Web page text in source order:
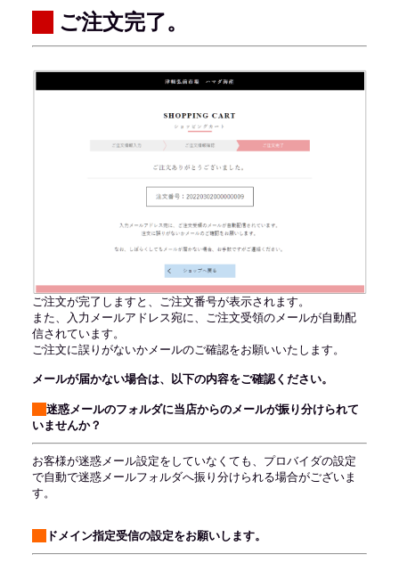
ご注文完了。
ご注文が完了しますと、ご注文番号が表示されます。
また、入力メールアドレス宛に、ご注文受領のメールが自動配
信されています。
ご注文に誤りがないかメールのご確認をお願いいたします。
メールが届かない場合は、以下の内容をご確認ください。
迷惑メールのフォルダに当店からのメールが振り分けられて
いませんか？
お客様が迷惑メール設定をしていなくても、プロバイダの設定
で自動で迷惑メールフォルダへ振り分けられる場合がございま
す。
ドメイン指定受信の設定をお願いします。